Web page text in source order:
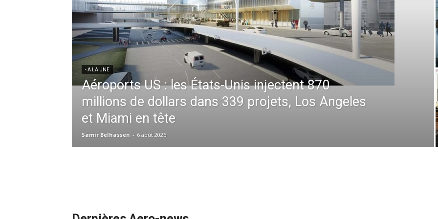
- A LA UNE
Météo aéronautique 2026 : De la prévision à
l’anticipation absolue, comment la technologie
redéfinit les opérations en plein ciel et au sol
Samir Belhassen - 24 juillet 2026